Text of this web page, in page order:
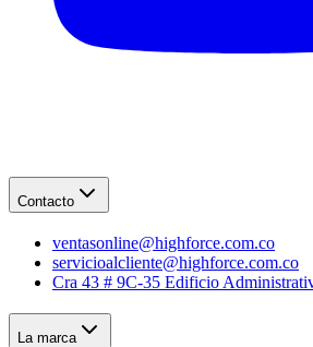
Contacto
ventasonline@highforce.com.co
servicioalcliente@highforce.com.co
Cra 43 # 9C-35 Edificio
La marca